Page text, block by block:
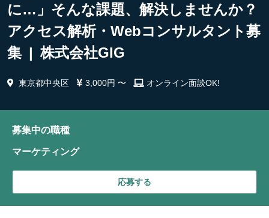
に…」そんな課題、解決しませんか？
アクセス解析・Webコンサルタント募
集 | 株式会社GIG
東京都中央区 3,000円 〜 オンライン面談OK!
募集中の職種
マーケティング
応募する